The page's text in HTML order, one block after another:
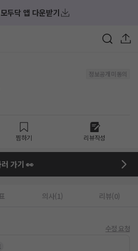
모두닥 앱 다운받기
정보공개 미동의
찜하기 리뷰작성
가기 👀
의사(1) 리뷰(0)
수정 요청